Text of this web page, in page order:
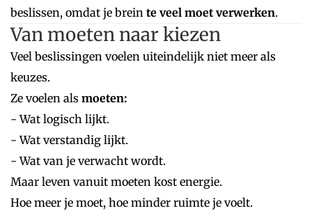
beslissen, omdat je brein te veel moet verwerken.
Van moeten naar kiezen
Veel beslissingen voelen uiteindelijk niet meer als
keuzes.
Ze voelen als moeten:
- Wat logisch lijkt.
- Wat verstandig lijkt.
- Wat van je verwacht wordt.
Maar leven vanuit moeten kost energie.
Hoe meer je moet, hoe minder ruimte je voelt.